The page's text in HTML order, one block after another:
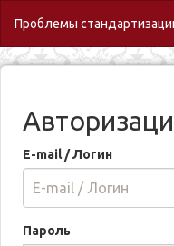
Проблемы
E-mail / Логин
Пароль